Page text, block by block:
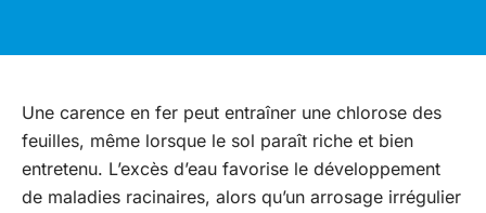
Une carence en fer peut entraîner une chlorose des
feuilles, même lorsque le sol paraît riche et bien
entretenu. L’excès d’eau favorise le développement
de maladies racinaires, alors qu’un arrosage irrégulier